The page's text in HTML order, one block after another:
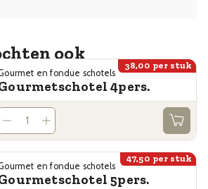
ook
en fondue schotels
4pers.
38,00 per stuk
en fondue schotels
5pers.
47,50 per stuk